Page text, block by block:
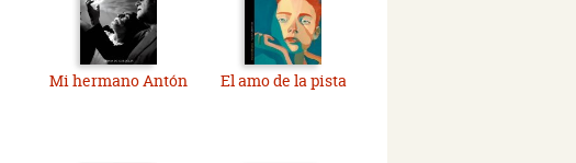
Mi hermano Antón El amo de la pista